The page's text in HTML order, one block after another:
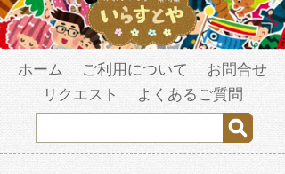
ホーム ご利用について
お問合せ
リクエスト
よくあるご質問